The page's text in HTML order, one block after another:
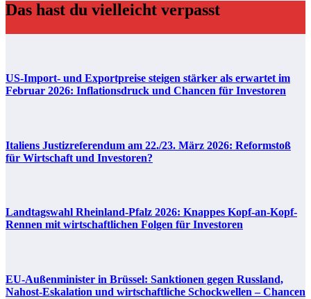
Das hast du vielleicht verpasst
US-Import- und Exportpreise steigen stärker als erwartet im
Februar 2026: Inflationsdruck und Chancen für Investoren
Italiens Justizreferendum am 22./23. März 2026: Reformstoß
für Wirtschaft und Investoren?
Landtagswahl Rheinland-Pfalz 2026: Knappes Kopf-an-Kopf-
Rennen mit wirtschaftlichen Folgen für Investoren
EU-Außenminister in Brüssel: Sanktionen gegen Russland,
Nahost-Eskalation und wirtschaftliche Schockwellen – Chancen